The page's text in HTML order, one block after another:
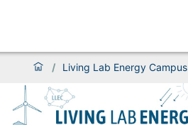
/ Living Lab Energy Campus